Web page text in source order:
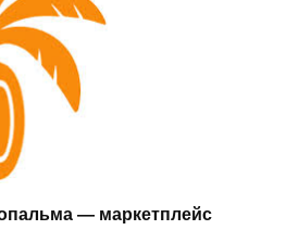
— маркетплейс